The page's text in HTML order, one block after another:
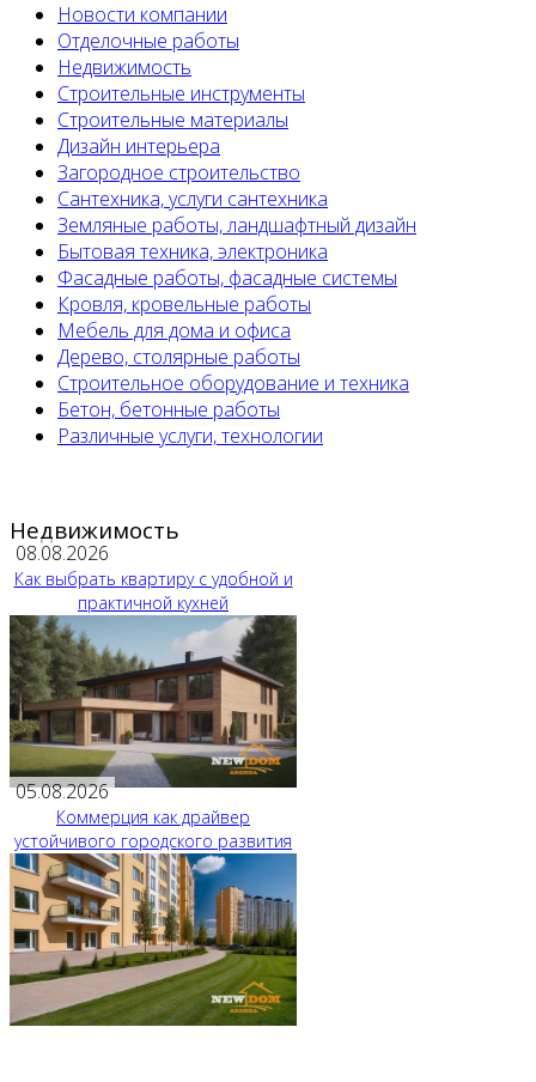
Новости компании
Отделочные работы
Недвижимость
Строительные инструменты
Строительные материалы
Дизайн интерьера
Загородное строительство
Сантехника, услуги сантехника
Земляные работы, ландшафтный дизайн
Бытовая техника, электроника
Фасадные работы, фасадные системы
Кровля, кровельные работы
Мебель для дома и офиса
Дерево, столярные работы
Строительное оборудование и техника
Бетон, бетонные работы
Различные услуги, технологии
Недвижимость
08.08.2026
Как выбрать квартиру с удобной и
практичной кухней
05.08.2026
Коммерция как драйвер
устойчивого городского развития